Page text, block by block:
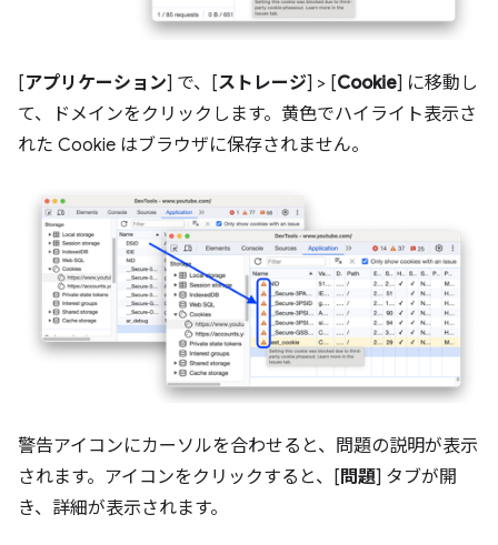
[アプリケーション] で、[ストレージ] > [Cookie] に移動し
て、ドメインをクリックします。黄色でハイライト表示さ
れた Cookie はブラウザに保存されません。
警告アイコンにカーソルを合わせると、問題の説明が表示
されます。アイコンをクリックすると、[ 問題] タブが開
き、詳細が表示されます。